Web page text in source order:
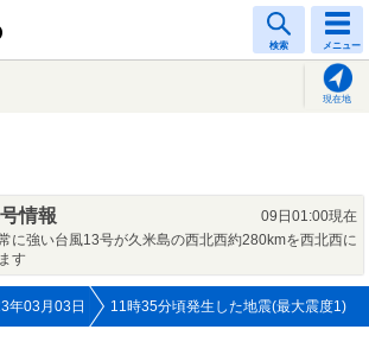
検索 メニュー
現在地
情報
09日01:00現在
に強い台風13号が久米島の西北西約280kmを西北西に
す
年03月03日 11時35分頃発生した地震(最大震度1)